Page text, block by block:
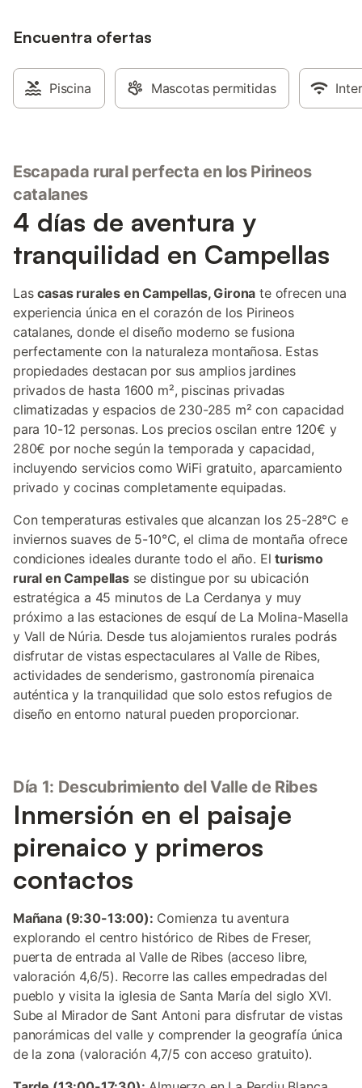
amantes del descanso, el deporte, la
para aquellos que buscan contacto
directo con la naturaleza. Muy cerca de
las pistas de esquí de La Molina-Masella,
cerca de las pistas
Molina-Masella, Vall
minutos de la
Encuentra ofertas
Piscina Mascotas permitidas
Escapada rural perfecta en los Pirineos
catalanes
4 días de aventura y
tranquilidad en Campellas
Lascasas rurales en Campellas, Girona te ofrecen una
experiencia única en el corazón de los Pirineos
catalanes, donde el diseño moderno se fusiona
perfectamente con la naturaleza montañosa. Estas
propiedades destacan por sus amplios jardines
privados de hasta 1600 m², piscinas privadas
climatizadas y espacios de 230-285 m² con capacidad
para 10-12 personas. Los precios oscilan entre 120€ y
280€ por noche según la temporada y capacidad,
incluyendo servicios como WiFi gratuito, aparcamiento
privado y cocinas completamente equipadas.
Con temperaturas estivales que alcanzan los 25-28°C e
inviernos suaves de 5-10°C, el clima de montaña ofrece
condiciones ideales durante todo el año. Elturismo
rural en Campellasse distingue por su ubicación
estratégica a 45 minutos de La Cerdanya y muy
próximo a las estaciones de esquí de La Molina-Masella
y Vall de Núria. Desde tus alojamientos rurales podrás
disfrutar de vistas espectaculares al Valle de Ribes,
actividades de senderismo, gastronomía pirenaica
auténtica y la tranquilidad que solo estos refugios de
diseño en entorno natural pueden proporcionar.
Día 1: Descubrimiento del Valle de Ribes
Inmersión en el paisaje
pirenaico y primeros
contactos
Mañana (9:30-13:00): Comienza tu aventura
explorando el centro histórico de Ribes de Freser,
puerta de entrada al Valle de Ribes (acceso libre,
valoración 4,6/5). Recorre las calles empedradas del
pueblo y visita la iglesia de Santa María del siglo XVI.
Sube al Mirador de Sant Antoni para disfrutar de vistas
panorámicas del valle y comprender la geografía única
de la zona (valoración 4,7/5 con acceso gratuito).